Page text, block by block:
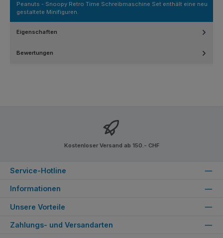
Peanuts - Snoopy Retro Time Schreibmaschine Set enthält eine neu
gestaltete Minifiguren.
Eigenschaften
Bewertungen
Kostenloser Versand ab 150.- CHF
Service-Hotline
Informationen
Unsere Vorteile
Zahlungs- und Versandarten